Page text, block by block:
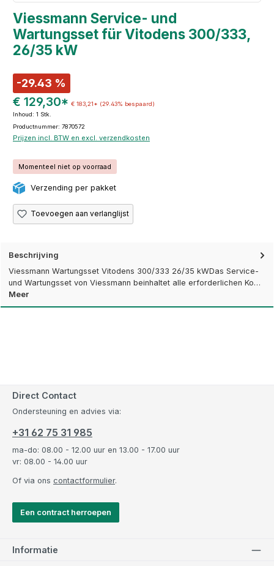
Viessmann Service- und
Wartungsset für Vitodens 300/333,
26/35 kW
-29.43 %
€ 129,30* € 183,21* (29.43% bespaard)
Inhoud: 1 Stk.
Productnummer: 7870572
Prijzen incl. BTW en excl. verzendkosten
Momenteel niet op voorraad
Verzending per pakket
Toevoegen aan verlanglijst
Beschrijving
Viessmann Wartungsset Vitodens 300/333 26/35 kWDas Service-
und Wartungsset von Viessmann beinhaltet alle erforderlichen Ko…
Meer
Direct Contact
Ondersteuning en advies via:
+31 62 75 31 985
ma-do: 08.00 - 12.00 uur en 13.00 - 17.00 uur
vr: 08.00 - 14.00 uur
Of via ons contactformulier.
Een contract herroepen
Informatie